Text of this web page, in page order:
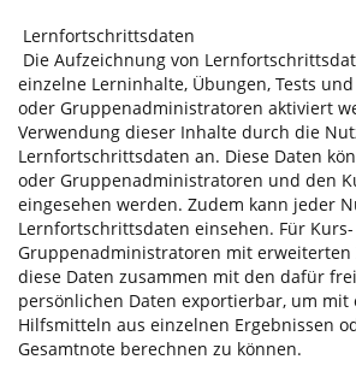
Lernfortschrittsdaten
Die Aufzeichnung von
einzelne Lerninhalte, Übungen, Tests
oder Gruppenadministratoren aktiviert
Verwendung dieser Inhalte durch die
Lernfortschrittsdaten an. Diese Daten
oder Gruppenadministratoren und den
eingesehen werden. Zudem kann jeder
Lernfortschrittsdaten einsehen. Für
Gruppenadministratoren mit
diese Daten zusammen mit den dafür
persönlichen Daten exportierbar, um mit
Hilfsmitteln aus einzelnen Ergebnissen
Gesamtnote berechnen zu können.